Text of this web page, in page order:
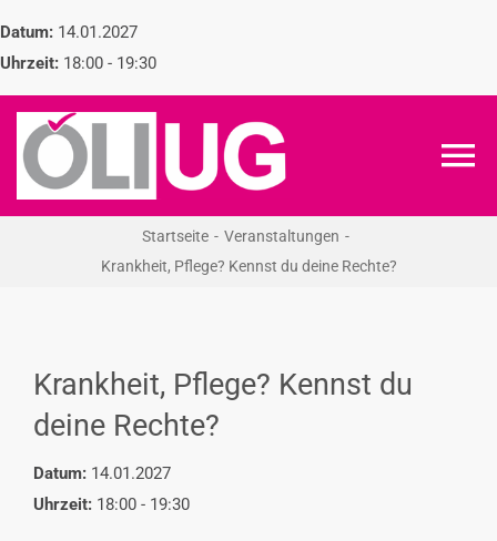
Datum: 14.01.2027
Uhrzeit: 18:00 - 19:30
NEWS
RECHT
Startseite
Veranstaltungen
Krankheit, Pflege? Kennst du deine Rechte?
Krankheit, Pflege? Kennst du
deine Rechte?
Datum: 14.01.2027
Uhrzeit: 18:00 - 19:30